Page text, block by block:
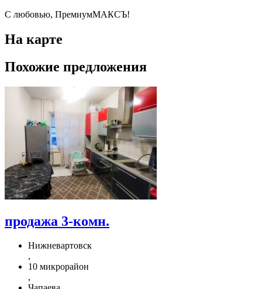
С любовью, ПремиумМАКСЪ!
На карте
Похожие предложения
продажа 3-комн.
Нижневартовск
,
10 микрорайон
,